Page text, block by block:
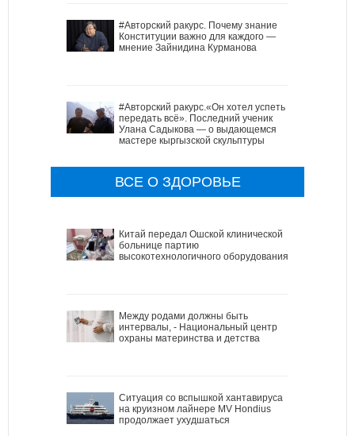
#Авторский ракурс. Почему знание
Конституции важно для каждого —
мнение Зайнидина Курманова
#Авторский ракурс.«Он хотел успеть
передать всё». Последний ученик
Улана Садыкова — о выдающемся
мастере кыргызской скульптуры
ВСЕ О ЗДОРОВЬЕ
Китай передал Ошской клинической
больнице партию
высокотехнологичного оборудования
Между родами должны быть
интервалы, - Национальный центр
охраны материнства и детства
Ситуация со вспышкой хантавируса
на круизном лайнере MV Hondius
продолжает ухудшаться